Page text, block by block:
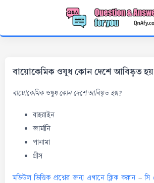
বায়োকেমিক ওষুধ কোন দেশে আবিষ্কৃত
বায়োকেমিক ওষুধ কোন দেশে আবিষ্কৃত হয়?
বাহরাইন
জার্মানি
পানামা
গ্রীস
মডিউল ভিত্তিক প্রশ্নের জন্য এখানে ক্লিক করুন-সি